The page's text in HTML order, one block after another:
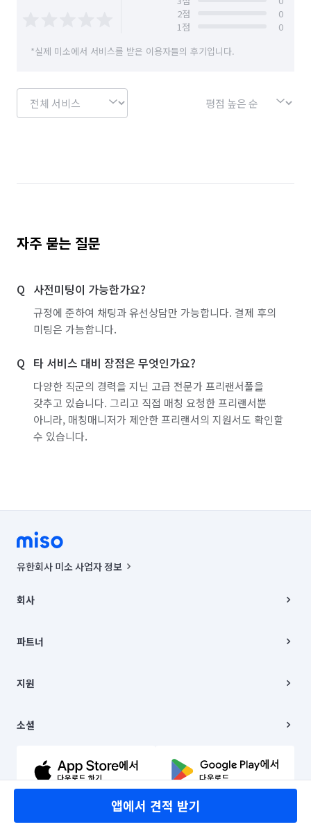
2점
0
1점
0
*실제 미소에서 서비스를 받은 이용자들의 후기입니다.
자주 묻는 질문
사전미팅이 가능한가요?
규정에 준하여 채팅과 유선상담만 가능합니다. 결제 후의
미팅은 가능합니다.
타 서비스 대비 장점은 무엇인가요?
다양한 직군의 경력을 지닌 고급 전문가 프리랜서풀을
갖추고 있습니다. 그리고 직접 매칭 요청한 프리랜서뿐
아니라, 매칭매니저가 제안한 프리랜서의 지원서도 확인할
수 있습니다.
앱에서 견적 받기
유한회사 미소 사업자 정보
00019 |
주소 | 본사: 서울특별시 종로구 율곡로 6(중학동, 트윈트리빌딩) B동 5층
컨택센터 : 서울특별시 종로구 수송동 율곡로 24, 7층, 8층 미소
상품, 상품정보, 거래에 관한 의무와 책임은 거래당사자에게 있습니다.
언론 보도 관련 문의:
© 유한회사 미소. Miso, Inc. All Rights Reserved.
회사
채용
파트너
이사
지원
이용약관
문의하기
소셜
유튜브